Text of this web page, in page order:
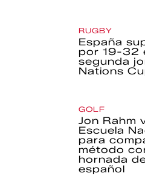
RUGBY
España
por 19-32
segunda
Nations
GOLF
Jon Rahm
Escuela
para
método
hornada
español